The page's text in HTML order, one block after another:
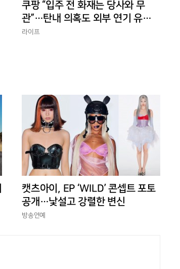
쿠팡 “입주 전 화재는 당사와 무
관”…탄내 의혹도 외부 연기 유입
반박
라이프
캣츠아이, EP ‘WILD’ 콘셉트 포토
공개…낯설고 강렬한 변신
방송연예